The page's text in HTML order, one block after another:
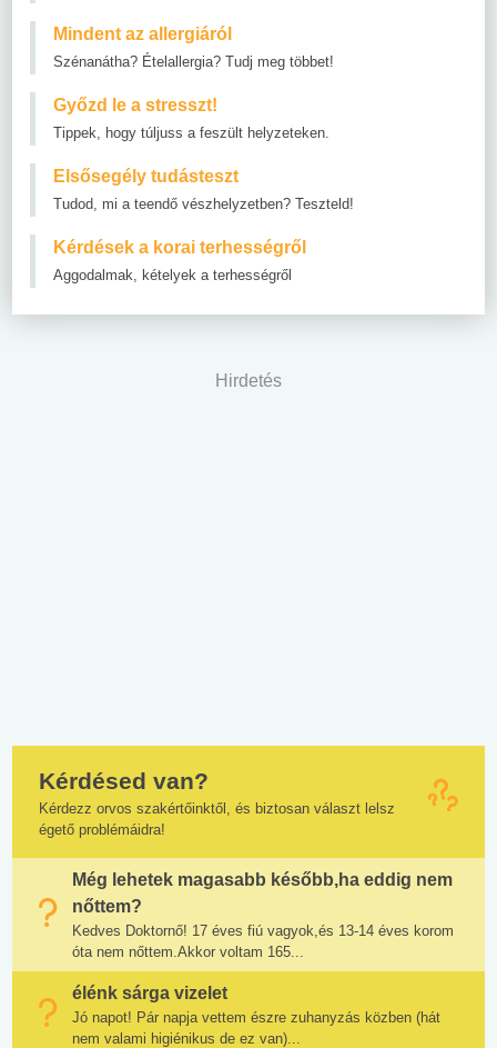
Mindent az allergiáról
Szénanátha? Ételallergia? Tudj meg többet!
Győzd le a stresszt!
Tippek, hogy túljuss a feszült helyzeteken.
Elsősegély tudásteszt
Tudod, mi a teendő vészhelyzetben? Teszteld!
Kérdések a korai terhességről
Aggodalmak, kételyek a terhességről
Hirdetés
Kérdésed van?
Kérdezz orvos szakértőinktől, és biztosan választ lelsz
égető problémáidra!
Még lehetek magasabb később,ha eddig nem
nőttem?
Kedves Doktornő! 17 éves fiú vagyok,és 13-14 éves korom
óta nem nőttem.Akkor voltam 165...
élénk sárga vizelet
Jó napot! Pár napja vettem észre zuhanyzás közben (hát
nem valami higiénikus de ez van)...